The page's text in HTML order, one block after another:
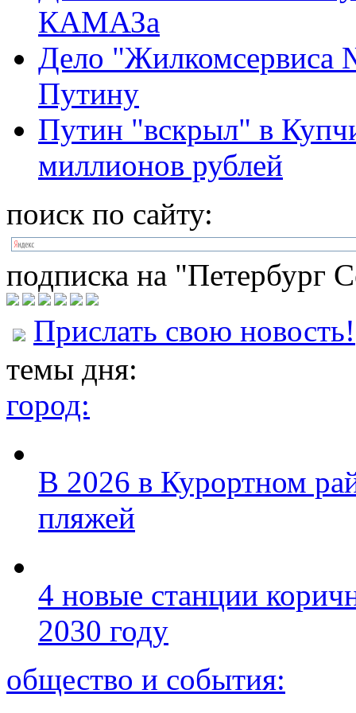
КАМАЗа
Дело "Жилкомсервиса
Путину
Путин "вскрыл" в
миллионов рублей
поиск по сайту:
подписка на "Петербург
Прислать свою новость!
темы дня:
город:
В 2026 в Курортном
пляжей
4 новые станции
2030 году
общество и события: